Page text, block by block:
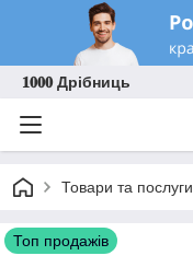
𝟏𝟎𝟎𝟎 Дрібниць
Товари та послуги
Топ продажів